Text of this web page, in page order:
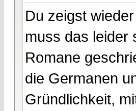
Du zeigst
muss das leider
Romane
die Germanen
Gründlichkeit,